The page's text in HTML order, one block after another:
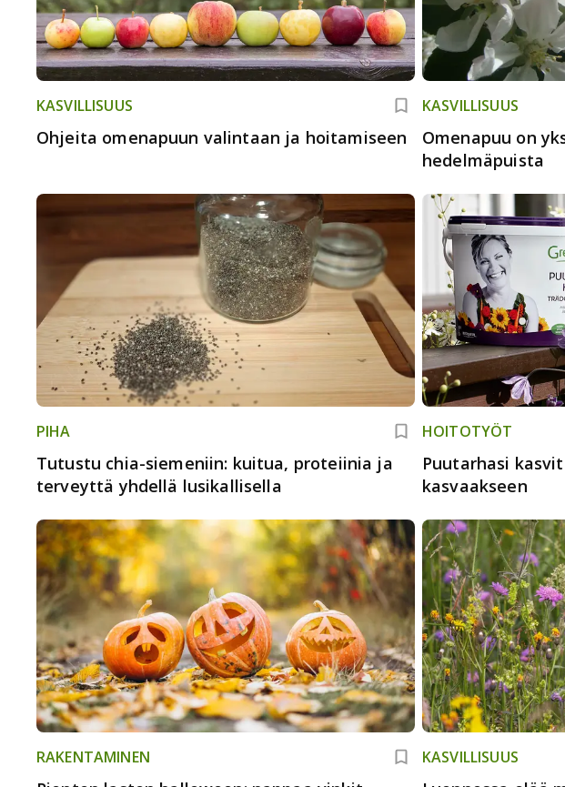
KASVILLISUUS
Ohjeita omenapuun valintaan ja hoitamiseen
KASVILLISUUS
Omenapuu on
hedelmäpuista
PIHA
Tutustu chia-siemeniin: kuitua, proteiinia ja
terveyttä yhdellä lusikallisella
HOITOTYÖT
Puutarhasi
kasvaakseen
RAKENTAMINEN KASVILLISUUS